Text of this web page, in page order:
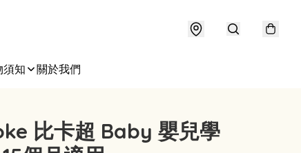
須知 關於我們
比卡超 Baby 嬰兒學